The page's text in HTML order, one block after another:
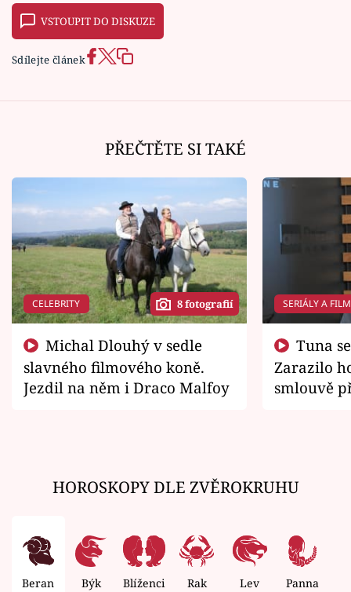
VSTOUPIT DO DISKUZE
Sdílejte článek
PŘEČTĚTE SI TAKÉ
CELEBRITY 8 fotografií
slavného filmového koně.
Jezdil na něm i Draco Malfoy
SERIÁLY A
Zarazilo
smlouvě
HOROSKOPY DLE ZVĚROKRUHU
Beran Býk Blíženci Rak Lev Panna